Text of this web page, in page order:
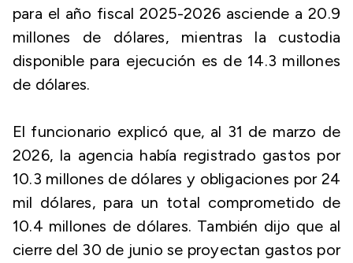
para el año fiscal 2025-2026 asciende a 20.9
millones de dólares, mientras la custodia
disponible para ejecución es de 14.3 millones
de dólares.
El funcionario explicó que, al 31 de marzo de
2026, la agencia había registrado gastos por
10.3 millones de dólares y obligaciones por 24
mil dólares, para un total comprometido de
10.4 millones de dólares. También dijo que al
cierre del 30 de junio se proyectan gastos por